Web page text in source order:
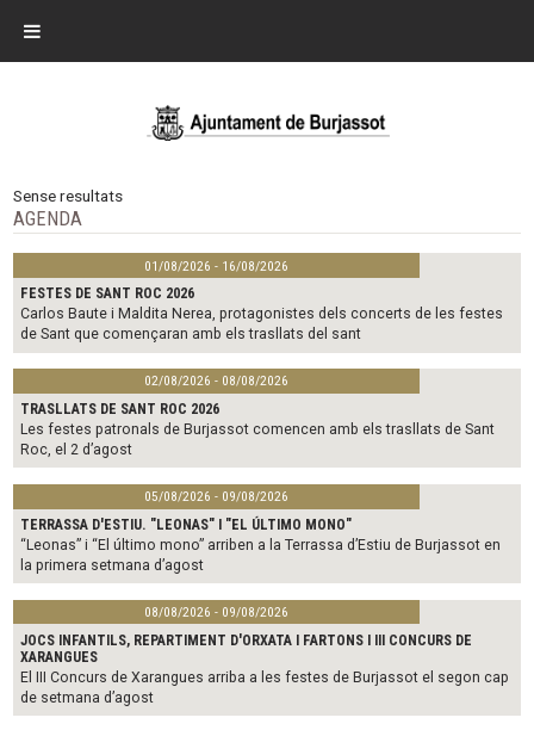
Sense resultats
AGENDA
01/08/2026 - 16/08/2026
FESTES DE SANT ROC 2026
Carlos Baute i Maldita Nerea, protagonistes dels concerts de les festes
de Sant que començaran amb els trasllats del sant
02/08/2026 - 08/08/2026
TRASLLATS DE SANT ROC 2026
Les festes patronals de Burjassot comencen amb els trasllats de Sant
Roc, el 2 d’agost
05/08/2026 - 09/08/2026
TERRASSA D'ESTIU. "LEONAS" I "EL ÚLTIMO MONO"
“Leonas” i “El último mono” arriben a la Terrassa d’Estiu de Burjassot en
la primera setmana d’agost
08/08/2026 - 09/08/2026
JOCS INFANTILS, REPARTIMENT D'ORXATA I FARTONS I III CONCURS DE
XARANGUES
El III Concurs de Xarangues arriba a les festes de Burjassot el segon cap
de setmana d’agost